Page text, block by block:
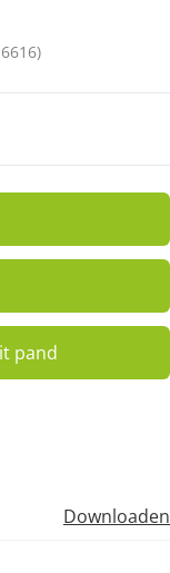
)
pand
Downloaden